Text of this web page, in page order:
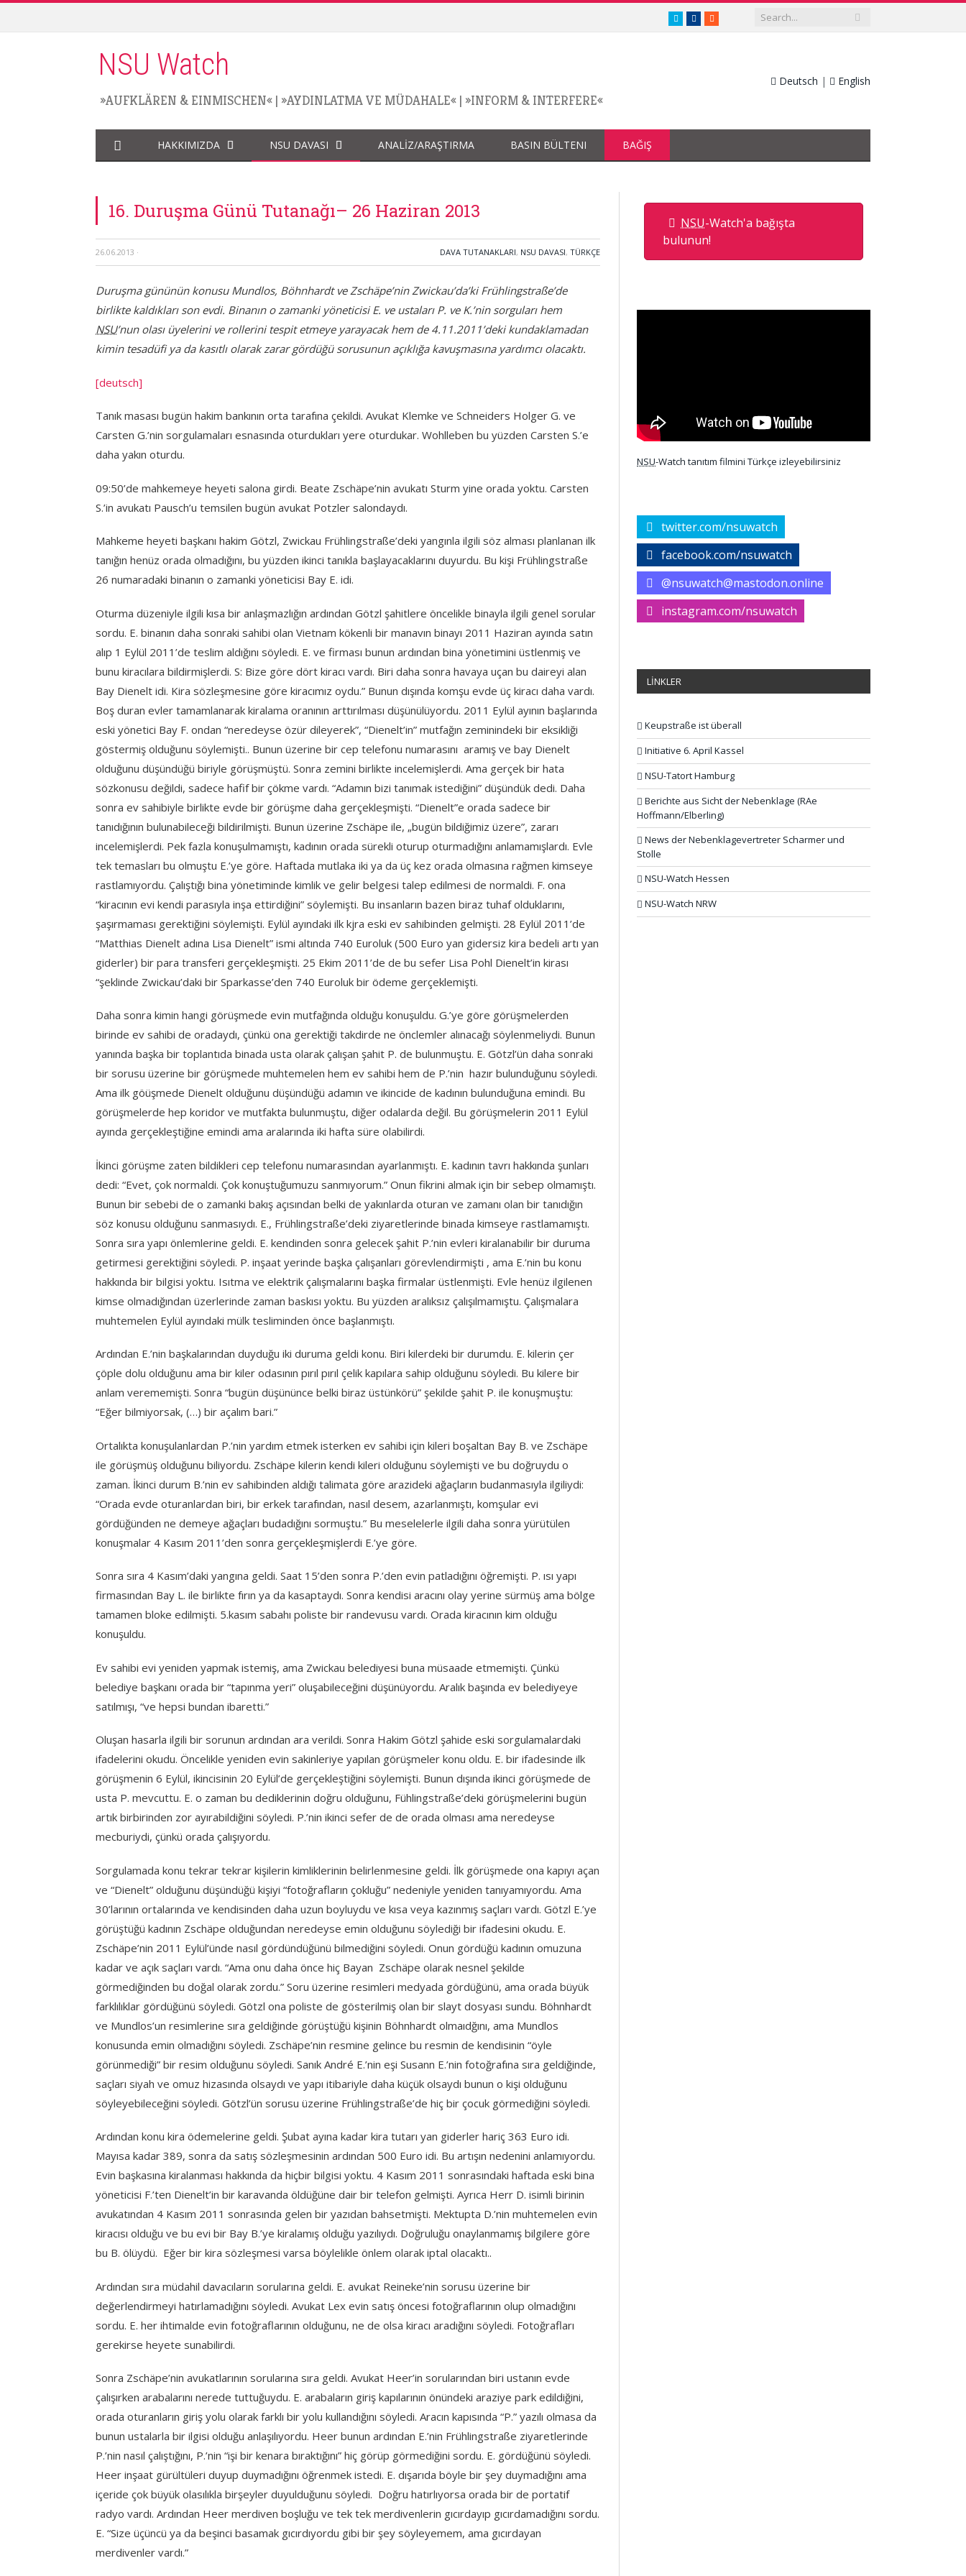
twitter.com/nsuwatch
facebook.com/nsuwatch
RSS
NSU Watch
»AUFKLÄREN & EINMISCHEN« | »AYDINLATMA VE MÜDAHALE« | »INFORM & INTERFERE«
Deutsch | English
HAKKIMIZDA NSU DAVASI ANALİZ/ARAŞTIRMA BASIN BÜLTENI BAĞIŞ
16. Duruşma Günü Tutanağı– 26 Haziran 2013
26.06.2013 · DAVA TUTANAKLARI, NSU DAVASI, TÜRKÇE
Duruşma gününün konusu Mundlos, Böhnhardt ve Zschäpe’nin Zwickau’da’ki Frühlingstraße’de
birlikte kaldıkları son evdi. Binanın o zamanki yöneticisi E. ve ustaları P. ve K.’nin sorguları hem
NSU’nun olası üyelerini ve rollerini tespit etmeye yarayacak hem de 4.11.2011’deki kundaklamadan
kimin tesadüfi ya da kasıtlı olarak zarar gördüğü sorusunun açıklığa kavuşmasına yardımcı olacaktı.
[deutsch]
Tanık masası bugün hakim bankının orta tarafına çekildi. Avukat Klemke ve Schneiders Holger G. ve
Carsten G.’nin sorgulamaları esnasında oturdukları yere oturdukar. Wohlleben bu yüzden Carsten S.’e
daha yakın oturdu.
09:50’de mahkemeye heyeti salona girdi. Beate Zschäpe’nin avukatı Sturm yine orada yoktu. Carsten
S.’in avukatı Pausch’u temsilen bugün avukat Potzler salondaydı.
Mahkeme heyeti başkanı hakim Götzl, Zwickau Frühlingstraße’deki yangınla ilgili söz alması planlanan ilk
tanığın henüz orada olmadığını, bu yüzden ikinci tanıkla başlayacaklarını duyurdu. Bu kişi Frühlingstraße
26 numaradaki binanın o zamanki yöneticisi Bay E. idi.
Oturma düzeniyle ilgili kısa bir anlaşmazlığın ardından Götzl şahitlere öncelikle binayla ilgili genel sorular
sordu. E. binanın daha sonraki sahibi olan Vietnam kökenli bir manavın binayı 2011 Haziran ayında satın
alıp 1 Eylül 2011’de teslim aldığını söyledi. E. ve firması bunun ardından bina yönetimini üstlenmiş ve
bunu kiracılara bildirmişlerdi. S: Bize göre dört kiracı vardı. Biri daha sonra havaya uçan bu daireyi alan
Bay Dienelt idi. Kira sözleşmesine göre kiracımız oydu.” Bunun dışında komşu evde üç kiracı daha vardı.
Boş duran evler tamamlanarak kiralama oranının arttırılması düşünülüyordu. 2011 Eylül ayının başlarında
eski yönetici Bay F. ondan “neredeyse özür dileyerek”, “Dienelt’in” mutfağın zeminindeki bir eksikliği
göstermiş olduğunu söylemişti.. Bunun üzerine bir cep telefonu numarasını aramış ve bay Dienelt
olduğunu düşündüğü biriyle görüşmüştü. Sonra zemini birlikte incelemişlerdi. Ama gerçek bir hata
sözkonusu değildi, sadece hafif bir çökme vardı. “Adamın bizi tanımak istediğini” düşündük dedi. Daha
sonra ev sahibiyle birlikte evde bir görüşme daha gerçekleşmişti. “Dienelt”e orada sadece bir
tanıdığının bulunabileceği bildirilmişti. Bunun üzerine Zschäpe ile, „bugün bildiğimiz üzere”, zararı
incelemişlerdi. Pek fazla konuşulmamıştı, kadının orada sürekli oturup oturmadığını anlamamışlardı. Evle
tek temasları bu olmuştu E.’ye göre. Haftada mutlaka iki ya da üç kez orada olmasına rağmen kimseye
rastlamıyordu. Çalıştığı bina yönetiminde kimlik ve gelir belgesi talep edilmesi de normaldi. F. ona
“kiracının evi kendi parasıyla inşa ettirdiğini” söylemişti. Bu insanların bazen biraz tuhaf olduklarını,
şaşırmaması gerektiğini söylemişti. Eylül ayındaki ilk kjra eski ev sahibinden gelmişti. 28 Eylül 2011’de
“Matthias Dienelt adına Lisa Dienelt” ismi altında 740 Euroluk (500 Euro yan gidersiz kira bedeli artı yan
giderler) bir para transferi gerçekleşmişti. 25 Ekim 2011’de de bu sefer Lisa Pohl Dienelt’in kirası
“şeklinde Zwickau’daki bir Sparkasse’den 740 Euroluk bir ödeme gerçeklemişti.
Daha sonra kimin hangi görüşmede evin mutfağında olduğu konuşuldu. G.’ye göre görüşmelerden
birinde ev sahibi de oradaydı, çünkü ona gerektiği takdirde ne önclemler alınacağı söylenmeliydi. Bunun
yanında başka bir toplantıda binada usta olarak çalışan şahit P. de bulunmuştu. E. Götzl’ün daha sonraki
bir sorusu üzerine bir görüşmede muhtemelen hem ev sahibi hem de P.’nin hazır bulunduğunu söyledi.
Ama ilk göüşmede Dienelt olduğunu düşündüğü adamın ve ikincide de kadının bulunduğuna emindi. Bu
görüşmelerde hep koridor ve mutfakta bulunmuştu, diğer odalarda değil. Bu görüşmelerin 2011 Eylül
ayında gerçekleştiğine emindi ama aralarında iki hafta süre olabilirdi.
İkinci görüşme zaten bildikleri cep telefonu numarasından ayarlanmıştı. E. kadının tavrı hakkında şunları
dedi: “Evet, çok normaldi. Çok konuştuğumuzu sanmıyorum.” Onun fikrini almak için bir sebep olmamıştı.
Bunun bir sebebi de o zamanki bakış açısından belki de yakınlarda oturan ve zamanı olan bir tanıdığın
söz konusu olduğunu sanmasıydı. E., Frühlingstraße’deki ziyaretlerinde binada kimseye rastlamamıştı.
Sonra sıra yapı önlemlerine geldi. E. kendinden sonra gelecek şahit P.’nin evleri kiralanabilir bir duruma
getirmesi gerektiğini söyledi. P. inşaat yerinde başka çalışanları görevlendirmişti , ama E.’nin bu konu
hakkında bir bilgisi yoktu. Isıtma ve elektrik çalışmalarını başka firmalar üstlenmişti. Evle henüz ilgilenen
kimse olmadığından üzerlerinde zaman baskısı yoktu. Bu yüzden aralıksız çalışılmamıştu. Çalışmalara
muhtemelen Eylül ayındaki mülk tesliminden önce başlanmıştı.
Ardından E.’nin başkalarından duyduğu iki duruma geldi konu. Biri kilerdeki bir durumdu. E. kilerin çer
çöple dolu olduğunu ama bir kiler odasının pırıl pırıl çelik kapılara sahip olduğunu söyledi. Bu kilere bir
anlam verememişti. Sonra “bugün düşününce belki biraz üstünkörü” şekilde şahit P. ile konuşmuştu:
“Eğer bilmiyorsak, (…) bir açalım bari.”
Ortalıkta konuşulanlardan P.’nin yardım etmek isterken ev sahibi için kileri boşaltan Bay B. ve Zschäpe
ile görüşmüş olduğunu biliyordu. Zschäpe kilerin kendi kileri olduğunu söylemişti ve bu doğruydu o
zaman. İkinci durum B.’nin ev sahibinden aldığı talimata göre arazideki ağaçların budanmasıyla ilgiliydi:
“Orada evde oturanlardan biri, bir erkek tarafından, nasıl desem, azarlanmıştı, komşular evi
gördüğünden ne demeye ağaçları budadığını sormuştu.” Bu meselelerle ilgili daha sonra yürütülen
konuşmalar 4 Kasım 2011’den sonra gerçekleşmişlerdi E.’ye göre.
Sonra sıra 4 Kasım’daki yangına geldi. Saat 15’den sonra P.’den evin patladığını öğremişti. P. ısı yapı
firmasından Bay L. ile birlikte fırın ya da kasaptaydı. Sonra kendisi aracını olay yerine sürmüş ama bölge
tamamen bloke edilmişti. 5.kasım sabahı poliste bir randevusu vardı. Orada kiracının kim olduğu
konuşuldu.
Ev sahibi evi yeniden yapmak istemiş, ama Zwickau belediyesi buna müsaade etmemişti. Çünkü
belediye başkanı orada bir “tapınma yeri” oluşabileceğini düşünüyordu. Aralık başında ev belediyeye
satılmışı, “ve hepsi bundan ibaretti.”
Oluşan hasarla ilgili bir sorunun ardından ara verildi. Sonra Hakim Götzl şahide eski sorgulamalardaki
ifadelerini okudu. Öncelikle yeniden evin sakinleriye yapılan görüşmeler konu oldu. E. bir ifadesinde ilk
görüşmenin 6 Eylül, ikincisinin 20 Eylül’de gerçekleştiğini söylemişti. Bunun dışında ikinci görüşmede de
usta P. mevcuttu. E. o zaman bu dediklerinin doğru olduğunu, Fühlingstraße’deki görüşmelerini bugün
artık birbirinden zor ayırabildiğini söyledi. P.’nin ikinci sefer de de orada olması ama neredeyse
mecburiydi, çünkü orada çalışıyordu.
Sorgulamada konu tekrar tekrar kişilerin kimliklerinin belirlenmesine geldi. İlk görüşmede ona kapıyı açan
ve “Dienelt” olduğunu düşündüğü kişiyi “fotoğrafların çokluğu” nedeniyle yeniden tanıyamıyordu. Ama
30’larının ortalarında ve kendisinden daha uzun boyluydu ve kısa veya kazınmış saçları vardı. Götzl E.’ye
görüştüğü kadının Zschäpe olduğundan neredeyse emin olduğunu söylediği bir ifadesini okudu. E.
Zschäpe’nin 2011 Eylül’ünde nasıl gördündüğünü bilmediğini söyledi. Onun gördüğü kadının omuzuna
kadar ve açık saçları vardı. “Ama onu daha önce hiç Bayan Zschäpe olarak nesnel şekilde
görmediğinden bu doğal olarak zordu.” Soru üzerine resimleri medyada gördüğünü, ama orada büyük
farklılıklar gördüğünü söyledi. Götzl ona poliste de gösterilmiş olan bir slayt dosyası sundu. Böhnhardt
ve Mundlos’un resimlerine sıra geldiğinde görüştüğü kişinin Böhnhardt olmaıdğını, ama Mundlos
konusunda emin olmadığını söyledi. Zschäpe’nin resmine gelince bu resmin de kendisinin “öyle
görünmediği” bir resim olduğunu söyledi. Sanık André E.’nin eşi Susann E.’nin fotoğrafına sıra geldiğinde,
saçları siyah ve omuz hizasında olsaydı ve yapı itibariyle daha küçük olsaydı bunun o kişi olduğunu
söyleyebileceğini söyledi. Götzl’ün sorusu üzerine Frühlingstraße’de hiç bir çocuk görmediğini söyledi.
Ardından konu kira ödemelerine geldi. Şubat ayına kadar kira tutarı yan giderler hariç 363 Euro idi.
Mayısa kadar 389, sonra da satış sözleşmesinin ardından 500 Euro idi. Bu artışın nedenini anlamıyordu.
Evin başkasına kiralanması hakkında da hiçbir bilgisi yoktu. 4 Kasım 2011 sonrasındaki haftada eski bina
yöneticisi F.’ten Dienelt’in bir karavanda öldüğüne dair bir telefon gelmişti. Ayrıca Herr D. isimli birinin
avukatından 4 Kasım 2011 sonrasında gelen bir yazıdan bahsetmişti. Mektupta D.’nin muhtemelen evin
kiracısı olduğu ve bu evi bir Bay B.’ye kiralamış olduğu yazılıydı. Doğruluğu onaylanmamış bilgilere göre
bu B. ölüydü. Eğer bir kira sözleşmesi varsa böylelikle önlem olarak iptal olacaktı..
Ardından sıra müdahil davacıların sorularına geldi. E. avukat Reineke’nin sorusu üzerine bir
değerlendirmeyi hatırlamadığını söyledi. Avukat Lex evin satış öncesi fotoğraflarının olup olmadığını
sordu. E. her ihtimalde evin fotoğraflarının olduğunu, ne de olsa kiracı aradığını söyledi. Fotoğrafları
gerekirse heyete sunabilirdi.
Sonra Zschäpe’nin avukatlarının sorularına sıra geldi. Avukat Heer’in sorularından biri ustanın evde
çalışırken arabalarını nerede tuttuğuydu. E. arabaların giriş kapılarının önündeki araziye park edildiğini,
orada oturanların giriş yolu olarak farklı bir yolu kullandığını söyledi. Aracın kapısında “P.” yazılı olmasa da
bunun ustalarla bir ilgisi olduğu anlaşılıyordu. Heer bunun ardından E.’nin Frühlingstraße ziyaretlerinde
P.’nin nasıl çalıştığını, P.’nin “işi bir kenara bıraktığını” hiç görüp görmediğini sordu. E. gördüğünü söyledi.
Heer inşaat gürültüleri duyup duymadığını öğrenmek istedi. E. dışarıda böyle bir şey duymadığını ama
içeride çok büyük olasılıkla birşeyler duyulduğunu söyledi. Doğru hatırlıyorsa orada bir de portatif
radyo vardı. Ardından Heer merdiven boşluğu ve tek tek merdivenlerin gıcırdayıp gıcırdamadığını sordu.
E. “Size üçüncü ya da beşinci basamak gıcırdıyordu gibi bir şey söyleyemem, ama gıcırdayan
merdivenler vardı.”
NSU-Watch'a bağışta
bulunun!
NSU-Watch tanıtım filmini Türkçe izleyebilirsiniz
twitter.com/nsuwatch
facebook.com/nsuwatch
@nsuwatch@mastodon.online
instagram.com/nsuwatch
LİNKLER
Keupstraße ist überall
Initiative 6. April Kassel
NSU-Tatort Hamburg
Berichte aus Sicht der Nebenklage (RAe
Hoffmann/Elberling)
News der Nebenklagevertreter Scharmer und
Stolle
NSU-Watch Hessen
NSU-Watch NRW